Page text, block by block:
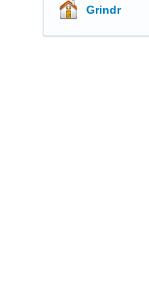
Grindr